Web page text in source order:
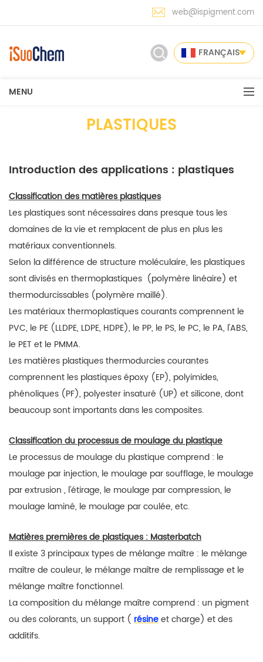
web@ispigment.com
FRANÇAIS
MENU
PLASTIQUES
Introduction des applications : plastiques
Classification desmatièresplastiques
Les plastiques sont nécessaires dans presque tous les
domaines de la vie et remplacent de plus en plus les
matériaux conventionnels.
Selon la différence de structure moléculaire, les plastiques
sontdivisésen thermoplastiques (polymère linéaire) et
thermodurcissables (polymère maillé).
Les matériaux thermoplastiques courants comprennent le
PVC, le PE (LLDPE, LDPE, HDPE), le PP, le PS, le PC, le PA, l'ABS,
le PET et le PMMA.
Les matières plastiques thermodurcies courantes
comprennent les plastiques époxy (EP), polyimides,
phénoliques (PF), polyester insaturé (UP) et silicone, dont
beaucoup sont importants dans les composites.
Classification du processus de moulage du plastique
Le processusde moulage du plastique comprend : le
moulage par injection, le moulage par soufflage, le moulage
par extrusion , l'étirage, le moulage par compression, le
moulage laminé, le moulage par coulée, etc.
Matières premières de plastiques:Masterbatch
Il existe 3 principaux types de mélange maître : le mélange
maître de couleur, le mélange maître de remplissage et le
mélange maître fonctionnel.
Lacomposition du mélange maître comprend : un pigment
ou des colorants, un support ( résineet charge) et des
additifs.